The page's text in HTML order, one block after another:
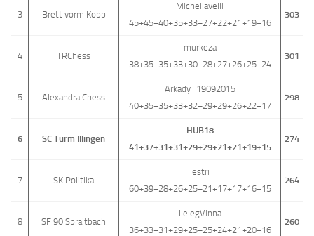
3 Brett vorm Kopp
Micheliavelli
45+45+40+35+33+27+22+21+19+16
303
4 TRChess
murkeza
38+35+35+33+30+28+27+26+25+24
301
5 Alexandra Chess
Arkady_19092015
40+35+35+33+32+29+29+26+22+17
298
6 SC Turm Illingen
HUB18
41+37+31+31+29+29+21+21+19+15
274
7 SK Politika
lestri
60+39+28+26+25+21+17+17+16+15
264
8 SF 90 Spraitbach
LelegVinna
36+33+31+29+25+25+24+21+20+16
260